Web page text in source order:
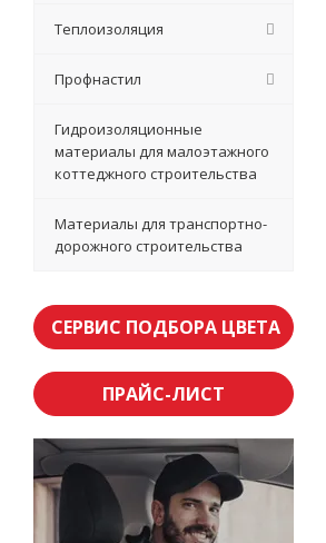
Теплоизоляция
Профнастил
Гидроизоляционные
материалы для малоэтажного
коттеджного строительства
Материалы для транспортно-
дорожного строительства
СЕРВИС ПОДБОРА ЦВЕТА
ПРАЙС-ЛИСТ